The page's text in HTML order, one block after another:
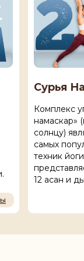
Комплекс
намаскар»
солнцу)
самых
техник
12 асан и
Сурья